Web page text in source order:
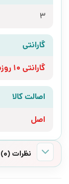
3
گارانتی
گارانتی 10 روزه سلامت فیزیکی کتاب
اصالت کالا
اصل
نظرات (0)